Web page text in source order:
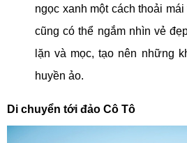
ngọc xanh một cách thoải
cũng có thể ngắm nhìn vẻ
lặn và mọc, tạo nên những
huyền ảo.
Di chuyển tới đảo Cô Tô